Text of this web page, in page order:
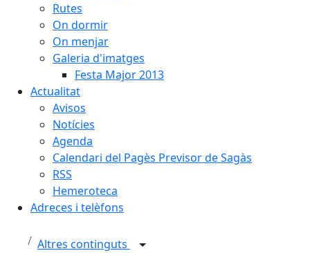
Rutes
On dormir
On menjar
Galeria d'imatges
Festa Major 2013
Actualitat
Avisos
Notícies
Agenda
Calendari del Pagès Previsor de Sagàs
RSS
Hemeroteca
Adreces i telèfons
Altres continguts